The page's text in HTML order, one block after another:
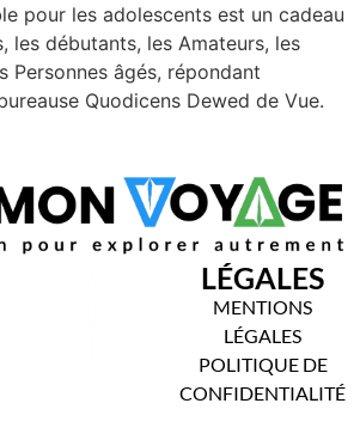
pour les adolescents est un cadeau
les débutants, les Amateurs, les
Personnes âgés, répondant
Quodicens Dewed de Vue.
LÉGALES
MENTIONS
LÉGALES
POLITIQUE DE
CONFIDENTIALITÉ